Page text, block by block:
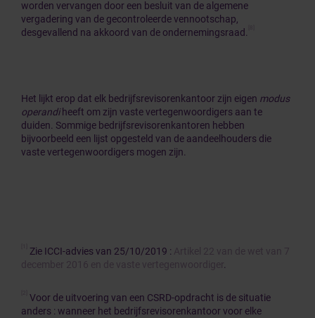
worden vervangen door een besluit van de algemene
vergadering van de gecontroleerde vennootschap,
desgevallend na akkoord van de ondernemingsraad.
Het lijkt erop dat elk bedrijfsrevisorenkantoor zijn eigen modus
operandiheeft om zijn vaste vertegenwoordigers aan te
duiden. Sommige bedrijfsrevisorenkantoren hebben
bijvoorbeeld een lijst opgesteld van de aandeelhouders die
vaste vertegenwoordigers mogen zijn.
Zie ICCI-advies van 25/10/2019 : Artikel 22 van de wet van 7
december 2016 en de vaste vertegenwoordiger
Voor de uitvoering van een CSRD-opdracht is de situatie
anders : wanneer het bedrijfsrevisorenkantoor voor elke